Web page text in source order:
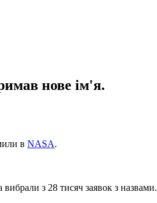
нове ім'я.
в NASA.
з 28 тисяч заявок з назвами.